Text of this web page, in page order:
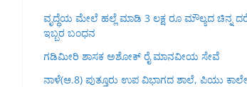
ವೃದ್ಧೆಯ ಮೇಲೆ ಹಲ್ಲೆ ಮಾಡಿ 3 ಲಕ್ಷ ರೂ ಮೌಲ್ಯದ ಚಿನ್ನ
ಇಬ್ಬರ ಬಂಧನ
ಗಡಿಮೀರಿ ಶಾಸಕ ಅಶೋಕ್ ರೈ ಮಾನವೀಯ ಸೇವೆ
ನಾಳೆ(ಆ.8) ಪುತ್ತೂರು ಉಪ ವಿಭಾಗದ ಶಾಲೆ, ಪಿಯು